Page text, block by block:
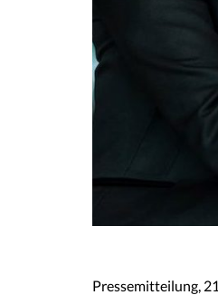
Pressemitteilung,